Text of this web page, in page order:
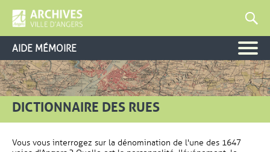
AIDE MÉMOIRE
DICTIONNAIRE DES RUES
Vous vous interrogez sur la dénomination de l'une des 1647